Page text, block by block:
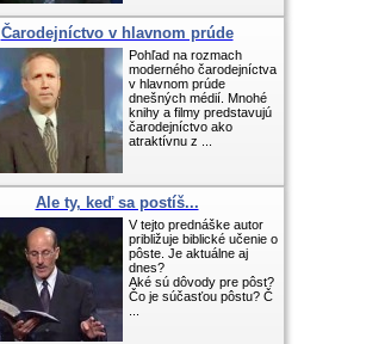
Čarodejníctvo v hlavnom prúde
Pohľad na rozmach
moderného čarodejníctva
v hlavnom prúde
dnešných médií. Mnohé
knihy a filmy predstavujú
čarodejníctvo ako
atraktívnu z ...
Ale ty, keď sa postíš...
V tejto prednáške autor
približuje biblické učenie o
pôste. Je aktuálne aj
dnes?
Aké sú dôvody pre pôst?
Čo je súčasťou pôstu? Č